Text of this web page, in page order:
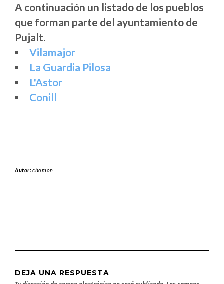
A continuación un listado de los pueblos
que forman parte del ayuntamiento de
Pujalt.
Vilamajor
La Guardia Pilosa
L'Astor
Conill
Autor:chomon
DEJA UNA RESPUESTA